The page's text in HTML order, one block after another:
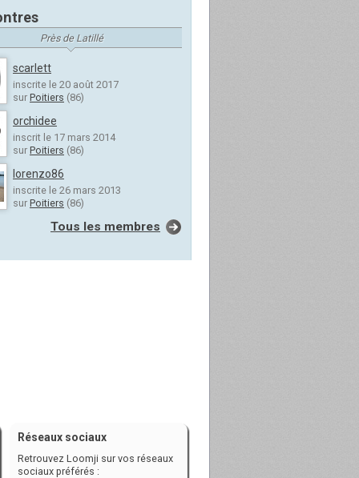
Près de Latillé
scarlett
inscrite le 20 août 2017
sur Poitiers (86)
orchidee
inscrit le 17 mars 2014
sur Poitiers (86)
lorenzo86
inscrite le 26 mars 2013
sur Poitiers (86)
Tous les membres
Réseaux sociaux
Retrouvez Loomji sur vos réseaux
sociaux préférés :